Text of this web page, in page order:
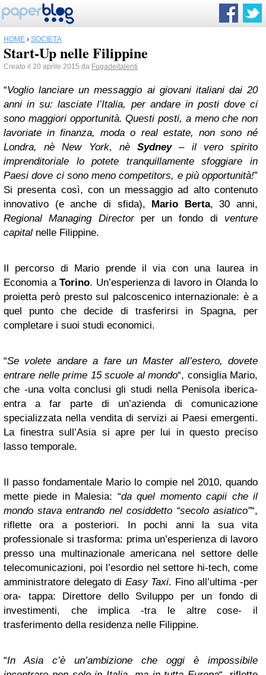
HOME › SOCIETÀ
Start-Up nelle Filippine
Creato il 20 aprile 2015 da Fugadeitalenti
“Voglio lanciare un messaggio ai giovani italiani dai 20
anni in su: lasciate l’Italia, per andare in posti dove ci
sono maggiori opportunità. Questi posti, a meno che non
lavoriate in finanza, moda o real estate, non sono né
Londra, nè New York, nèSydney– il vero spirito
imprenditoriale lo potete tranquillamente sfoggiare in
Paesi dove ci sono meno competitors, e più opportunità!”
Si presenta così, con un messaggio ad alto contenuto
innovativo (e anche di sfida), Mario Berta, 30 anni,
Regional Managing Directorper un fondo di venture
capital nelle Filippine.
Il percorso di Mario prende il via con una laurea in
Economia a Torino. Un’esperienza di lavoro in Olanda lo
proietta però presto sul palcoscenico internazionale: è a
quel punto che decide di trasferirsi in Spagna, per
completare i suoi studi economici.
“Se volete andare a fare un Master all’estero, dovete
entrare nelle prime 15 scuole al mondo“, consiglia Mario,
che -una volta conclusi gli studi nella Penisola iberica-
entra a far parte di un’azienda di comunicazione
specializzata nella vendita di servizi ai Paesi emergenti.
La finestra sull’Asia si apre per lui in questo preciso
lasso temporale.
Il passo fondamentale Mario lo compie nel 2010, quando
mette piede in Malesia: “da quel momento capii che il
mondo stava entrando nel cosiddetto “secolo asiatico”“,
riflette ora a posteriori. In pochi anni la sua vita
professionale si trasforma: prima un’esperienza di lavoro
presso una multinazionale americana nel settore delle
telecomunicazioni, poi l’esordio nel settore hi-tech, come
amministratore delegato di Easy Taxi. Fino all’ultima -per
ora- tappa: Direttore dello Sviluppo per un fondo di
investimenti, che implica -tra le altre cose- il
trasferimento della residenza nelle Filippine.
“In Asia c’è un’ambizione che oggi è impossibile